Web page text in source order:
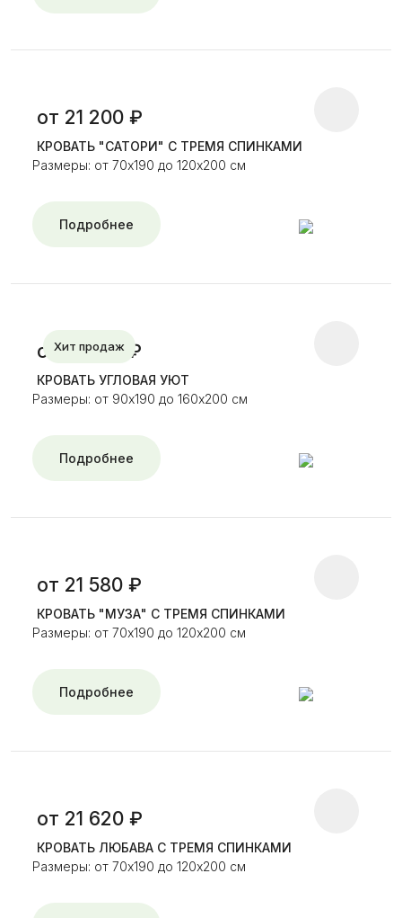
от 21 200 ₽
КРОВАТЬ "САТОРИ" С ТРЕМЯ СПИНКАМИ
Размеры: от 70х190 до 120х200 см
Подробнее
Хит продаж
от 21 520 ₽
КРОВАТЬ УГЛОВАЯ УЮТ
Размеры: от 90х190 до 160х200 см
Подробнее
от 21 580 ₽
КРОВАТЬ "МУЗА" С ТРЕМЯ СПИНКАМИ
Размеры: от 70х190 до 120х200 см
Подробнее
от 21 620 ₽
КРОВАТЬ ЛЮБАВА С ТРЕМЯ СПИНКАМИ
Размеры: от 70х190 до 120х200 см